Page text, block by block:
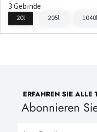
3 Gebinde
20l 205l 1040l
ERFAHREN SIE
Abonnieren